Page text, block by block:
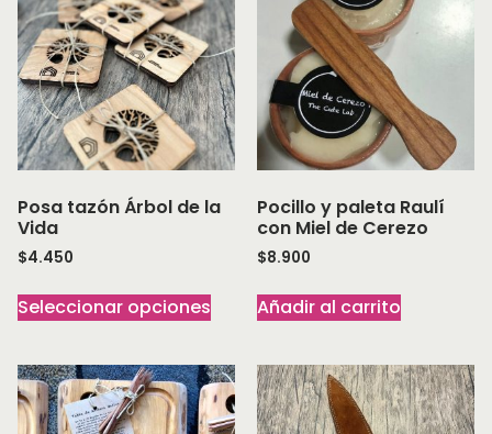
Posa tazón Árbol de la
Vida
$4.450
Seleccionar opciones
Pocillo y paleta Raulí
con Miel de Cerezo
$8.900
Añadir al carrito